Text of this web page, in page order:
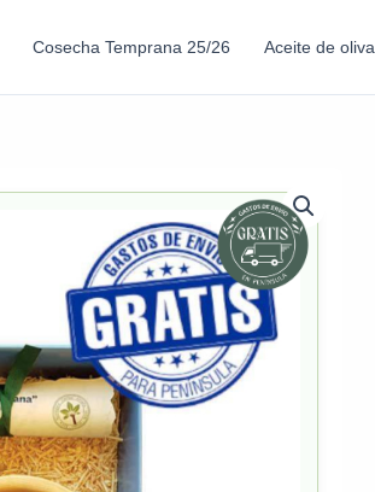
Cosecha Temprana 25/26 Aceite de oliva